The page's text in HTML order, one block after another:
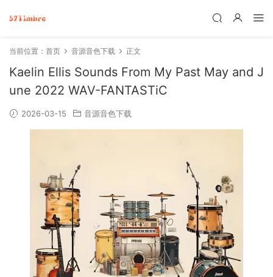
当前位置： 首页 音源音色下载 正文
Kaelin Ellis Sounds From My Past May and J
une 2022 WAV-FANTASTiC
2026-03-15 音源音色下载